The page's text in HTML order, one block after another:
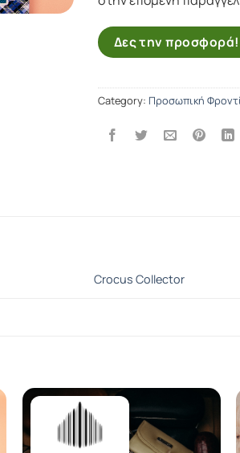
Δες την προσφορά!
Category: Προσωπική
Crocus Collector